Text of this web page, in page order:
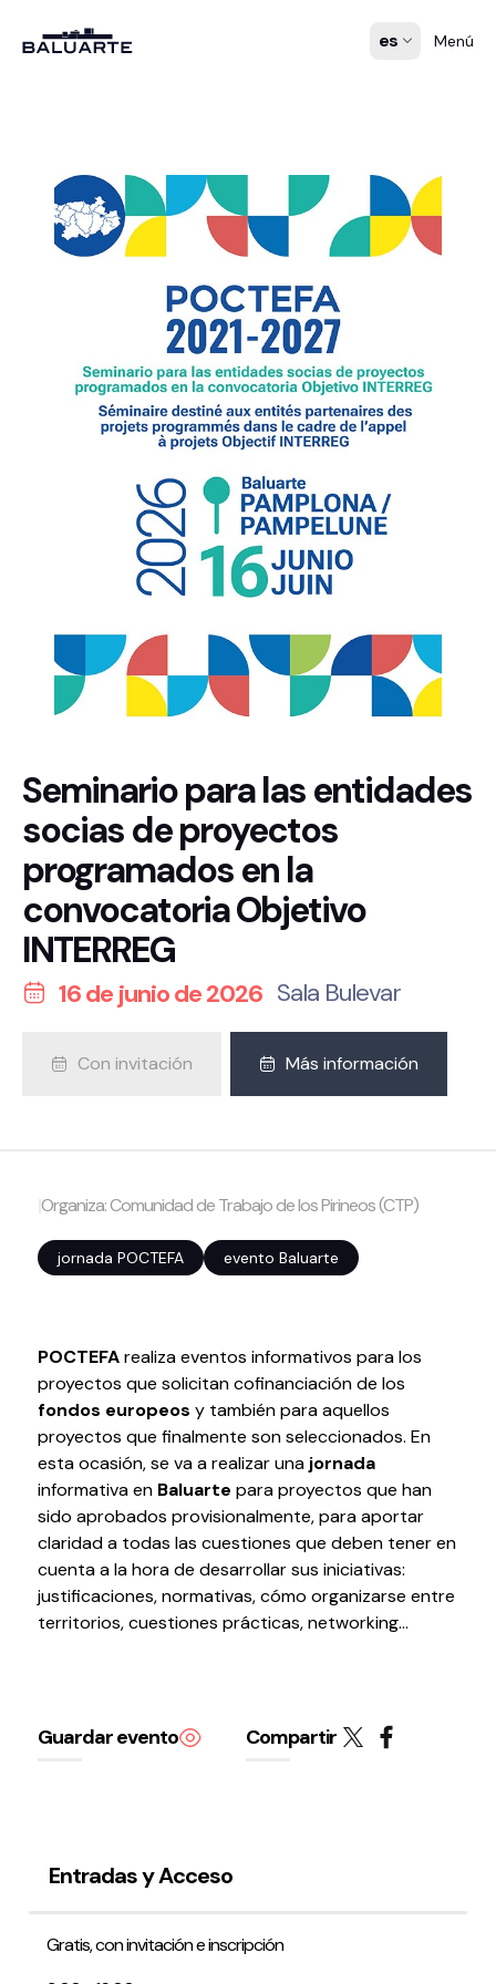
es Menú
Cerrar
Suscríbete a la newsletter
Entradas
Histórico
Organiza
Espacios
Tour Virtual
Servicios
Organizar evento
Testimonios
Últimos Eventos
Baluarte
Contacto
Preguntas frecuentes
Seminario para las entidades
socias de proyectos
programados en la
convocatoria Objetivo
INTERREG
16 de junio de 2026 Sala Bulevar
Con invitación Más información
Organiza: Comunidad de Trabajo de los Pirineos (CTP)
jornada POCTEFA evento Baluarte
POCTEFArealiza eventos informativos para los
proyectos que solicitan cofinanciación de los
fondos europeos y también para aquellos
proyectos que finalmente son seleccionados. En
esta ocasión, se va a realizar una jornada
informativa en Baluarte para proyectos que han
sido aprobados provisionalmente, para aportar
claridad a todas las cuestiones que deben tener en
cuenta a la hora de desarrollar sus iniciativas:
justificaciones, normativas, cómo organizarse entre
territorios, cuestiones prácticas, networking...
Guardar evento Compartir
Entradas y Acceso
Gratis, con invitación e inscripción